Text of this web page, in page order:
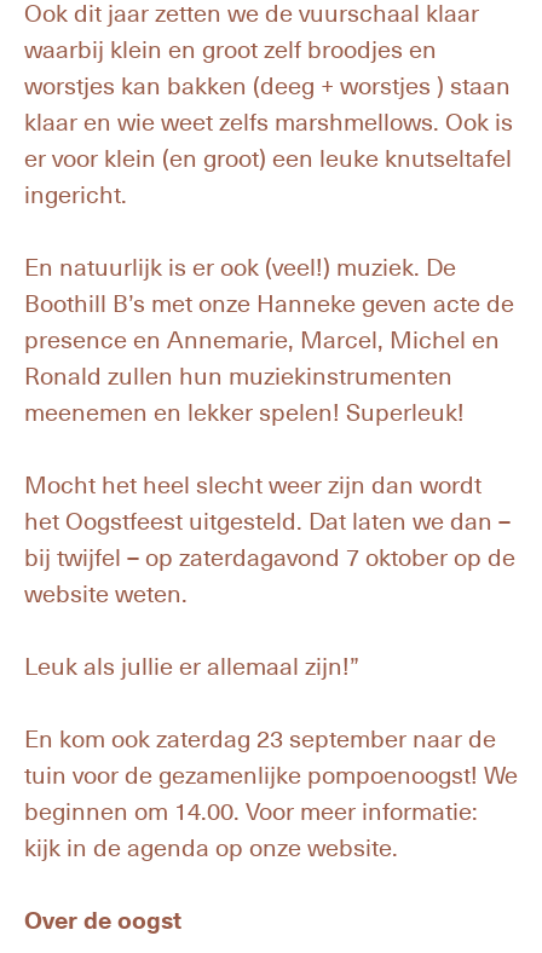
Ook dit jaar zetten we de vuurschaal klaar
waarbij klein en groot zelf broodjes en
worstjes kan bakken (deeg + worstjes ) staan
klaar en wie weet zelfs marshmellows. Ook is
er voor klein (en groot) een leuke knutseltafel
ingericht.
En natuurlijk is er ook (veel!) muziek. De
Boothill B’s met onze Hanneke geven acte de
presence en Annemarie, Marcel, Michel en
Ronald zullen hun muziekinstrumenten
meenemen en lekker spelen! Superleuk!
Mocht het heel slecht weer zijn dan wordt
het Oogstfeest uitgesteld. Dat laten we dan –
bij twijfel – op zaterdagavond 7 oktober op de
website weten.
Leuk als jullie er allemaal zijn!”
En kom ook zaterdag 23 september naar de
tuin voor de gezamenlijke pompoenoogst! We
beginnen om 14.00. Voor meer informatie:
kijk in de agenda op onze website.
Over de oogst